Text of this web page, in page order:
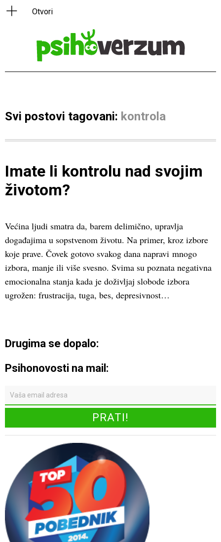
Svi postovi tagovani: kontrola
Imate li kontrolu nad svojim
životom?
Većina ljudi smatra da, barem delimično, upravlja
događajima u sopstvenom životu. Na primer, kroz izbore
koje prave. Čovek gotovo svakog dana napravi mnogo
izbora, manje ili više svesno. Svima su poznata negativna
emocionalna stanja kada je doživljaj slobode izbora
ugrožen: frustracija, tuga, bes, depresivnost…
Drugima se dopalo:
Psihonovosti na mail: